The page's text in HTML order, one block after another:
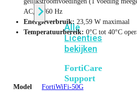
Alle
Licenties
bekijken
FortiCare
Support
AC, 50/60 Hz
Energieverbruik: 23,59 W maximaal
Temperatuurbereik: 0°C tot 40°C
Model FortiWiFi-50G